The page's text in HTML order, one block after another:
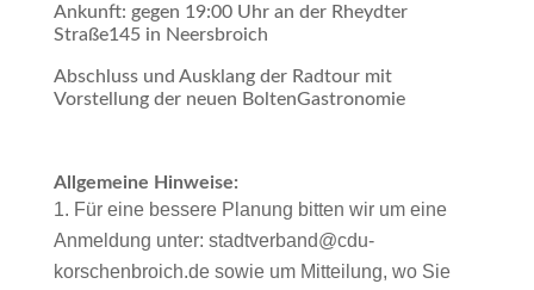
Ankunft: gegen 19:00 Uhr an der Rheydter
Straße145 in Neersbroich
Abschluss und Ausklang der Radtour mit
Vorstellung der neuen BoltenGastronomie
Allgemeine Hinweise:
Für eine bessere Planung bitten wir um eine
Anmeldung unter: stadtverband@cdu-
korschenbroich.de sowie um Mitteilung, wo Sie